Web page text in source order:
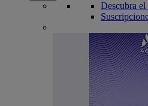
Descubra el